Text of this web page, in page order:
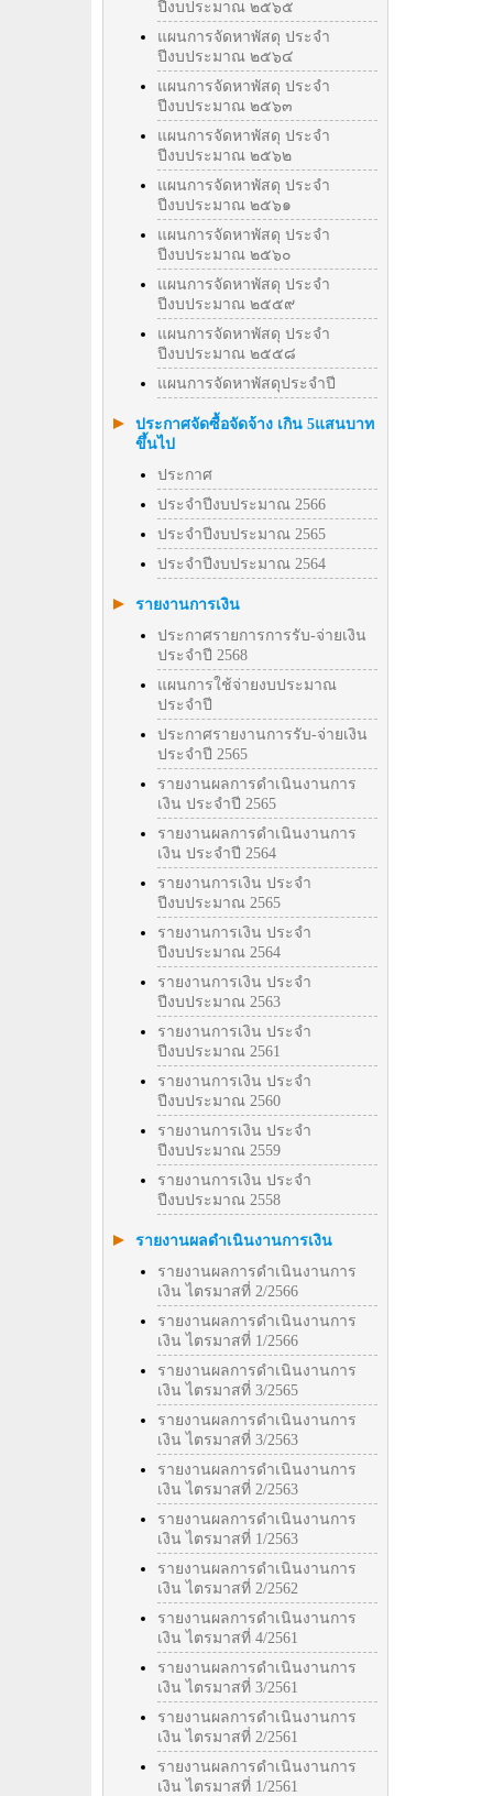
ปีงบประมาณ ๒๕๖๕
แผนการจัดหาพัสดุ ประจำ
ปีงบประมาณ ๒๕๖๔
แผนการจัดหาพัสดุ ประจำ
ปีงบประมาณ ๒๕๖๓
แผนการจัดหาพัสดุ ประจำ
ปีงบประมาณ ๒๕๖๒
แผนการจัดหาพัสดุ ประจำ
ปีงบประมาณ ๒๕๖๑
แผนการจัดหาพัสดุ ประจำ
ปีงบประมาณ ๒๕๖๐
แผนการจัดหาพัสดุ ประจำ
ปีงบประมาณ ๒๕๕๙
แผนการจัดหาพัสดุ ประจำ
ปีงบประมาณ ๒๕๕๘
แผนการจัดหาพัสดุประจำปี
ประกาศจัดซื้อจัดจ้าง เกิน 5แสนบาท
ขึ้นไป
ประกาศ
ประจำปีงบประมาณ 2566
ประจำปีงบประมาณ 2565
ประจำปีงบประมาณ 2564
รายงานการเงิน
ประกาศรายการการรับ-จ่ายเงิน
ประจำปี 2568
แผนการใช้จ่ายงบประมาณ
ประจำปี
ประกาศรายงานการรับ-จ่ายเงิน
ประจำปี 2565
รายงานผลการดำเนินงานการ
เงิน ประจำปี 2565
รายงานผลการดำเนินงานการ
เงิน ประจำปี 2564
รายงานการเงิน ประจำ
ปีงบประมาณ 2565
รายงานการเงิน ประจำ
ปีงบประมาณ 2564
รายงานการเงิน ประจำ
ปีงบประมาณ 2563
รายงานการเงิน ประจำ
ปีงบประมาณ 2561
รายงานการเงิน ประจำ
ปีงบประมาณ 2560
รายงานการเงิน ประจำ
ปีงบประมาณ 2559
รายงานการเงิน ประจำ
ปีงบประมาณ 2558
รายงานผลดำเนินงานการเงิน
รายงานผลการดำเนินงานการ
เงิน ไตรมาสที่ 2/2566
รายงานผลการดำเนินงานการ
เงิน ไตรมาสที่ 1/2566
รายงานผลการดำเนินงานการ
เงิน ไตรมาสที่ 3/2565
รายงานผลการดำเนินงานการ
เงิน ไตรมาสที่ 3/2563
รายงานผลการดำเนินงานการ
เงิน ไตรมาสที่ 2/2563
รายงานผลการดำเนินงานการ
เงิน ไตรมาสที่ 1/2563
รายงานผลการดำเนินงานการ
เงิน ไตรมาสที่ 2/2562
รายงานผลการดำเนินงานการ
เงิน ไตรมาสที่ 4/2561
รายงานผลการดำเนินงานการ
เงิน ไตรมาสที่ 3/2561
รายงานผลการดำเนินงานการ
เงิน ไตรมาสที่ 2/2561
รายงานผลการดำเนินงานการ
เงิน ไตรมาสที่ 1/2561